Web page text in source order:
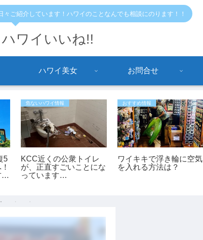
ご紹介しています！ハワイのことなんでも相談にのります！！
ワイいいね!!
ハワイ美女 お問合せ
5
危ないハワイ情報
KCC近くの公衆トイレ
が、正直すごいことにな
っています…
おすすめ情報
ワイキキで浮き輪に空気
を入れる方法は？